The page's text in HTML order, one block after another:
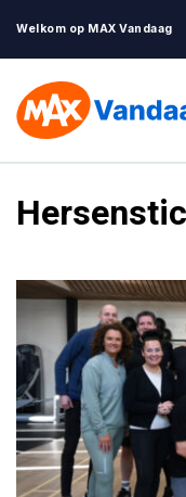
Welkom op MAX Vandaag